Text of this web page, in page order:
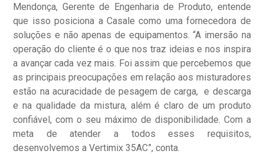
Mendonça, Gerente de Engenharia de Produto, entende
que isso posiciona a Casale como uma fornecedora de
soluções e não apenas de equipamentos. “A imersão na
operação do cliente é o que nos traz ideias e nos inspira
a avançar cada vez mais. Foi assim que percebemos que
as principais preocupações em relação aos misturadores
estão na acuracidade de pesagem de carga, e descarga
e na qualidade da mistura, além é claro de um produto
confiável, com o seu máximo de disponibilidade. Com a
meta de atender a todos esses requisitos,
desenvolvemos a Vertimix 35AC”, conta.